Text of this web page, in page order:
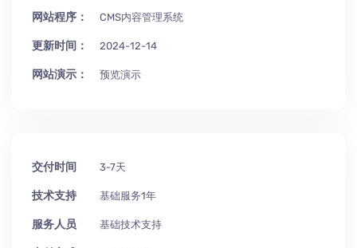
网站程序： CMS内容管理系统
更新时间： 2024-12-14
网站演示： 预览演示
交付时间 3-7天
技术支持 基础服务1年
服务人员 基础技术支持